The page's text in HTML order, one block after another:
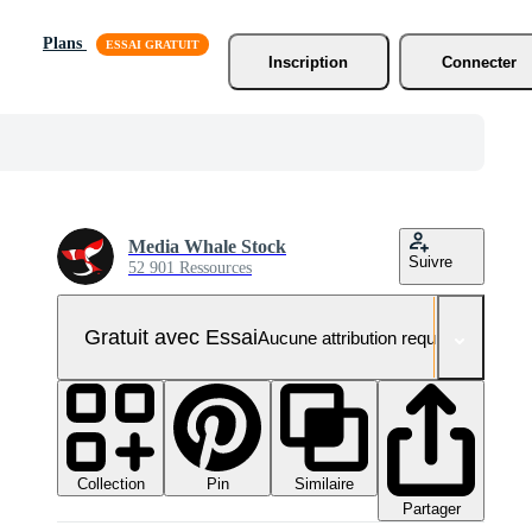
Plans
Inscription
Connecter
Media Whale Stock
52 901 Ressources Suivre
Gratuit avec EssaiAucune attribution requise
Collection Pin
Similaire
Partager